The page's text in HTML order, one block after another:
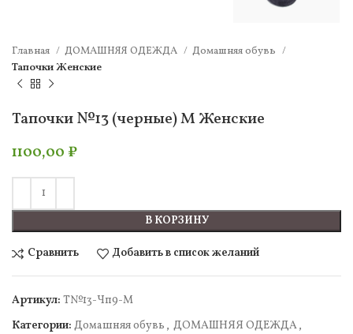
Главная ДОМАШНЯЯ ОДЕЖДА
Домашняя обувь
Тапочки Женские
Тапочки №13 (черные) М Женские
1100,00 ₽
В КОРЗИНУ
Сравнить Добавить в список желаний
Артикул: Т№13-Чп9-M
Категории: Домашняя обувь , ДОМАШНЯЯ ОДЕЖДА,